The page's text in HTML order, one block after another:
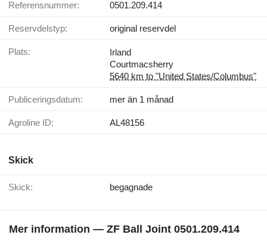
Referensnummer: 0501.209.414
Reservdelstyp: original reservdel
Plats:
Irland
Courtmacsherry
5640 km to "United States/Columbus"
Publiceringsdatum: mer än 1 månad
Agroline ID: AL48156
Skick
Skick: begagnade
Mer information — ZF Ball Joint 0501.209.414